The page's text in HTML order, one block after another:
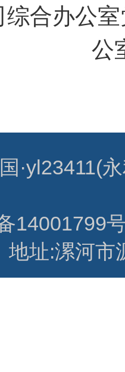
综合办公
公
·yl23411(
14001799
地址:漯河市